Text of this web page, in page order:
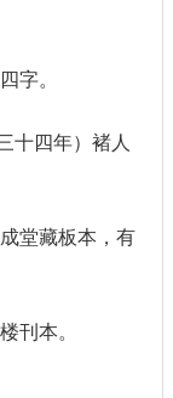
字。
十四年）褚人
堂藏板本，有
刊本。